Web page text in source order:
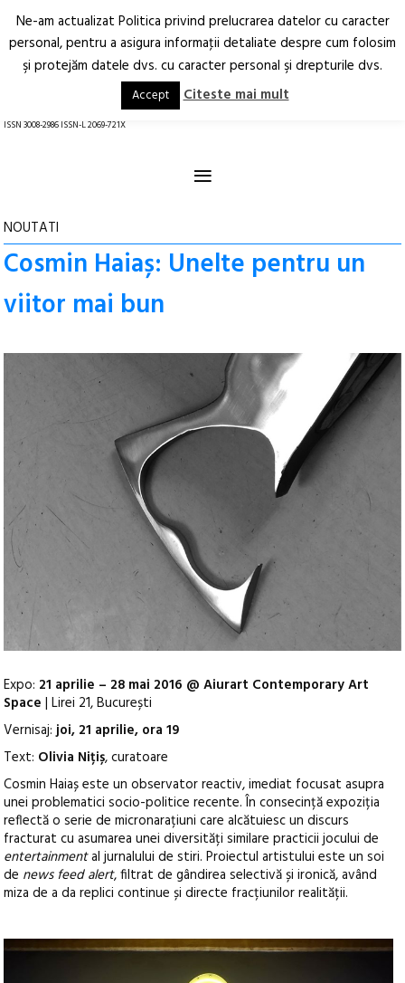
Arhitectură.
Oraș.
RO EN
ISSN 3008-2986 ISSN-L 2069-721X
≡
NOUTATI
Cosmin Haiaș: Unelte pentru un
viitor mai bun
Expo: 21 aprilie – 28 mai 2016 @ Aiurart Contemporary Art
Space| Lirei 21, București
Vernisaj:joi, 21 aprilie, ora 19
Text: Olivia Nițiș, curatoare
Cosmin Haiaș este un observator reactiv, imediat focusat asupra
unei problematici socio-politice recente. În consecință expoziția
reflectă o serie de micronarațiuni care alcătuiesc un discurs
fracturat cu asumarea unei diversități similare practicii jocului de
entertainmental jurnalului de stiri. Proiectul artistului este un soi
de news feed alert, filtrat de gândirea selectivă și ironică, având
miza de a da replici continue și directe fracțiunilor realității.
Ne-am actualizat Politica privind prelucrarea datelor cu caracter
personal, pentru a asigura informaţii detaliate despre cum folosim
şi protejăm datele dvs. cu caracter personal şi drepturile dvs.
Accept Citeste mai mult